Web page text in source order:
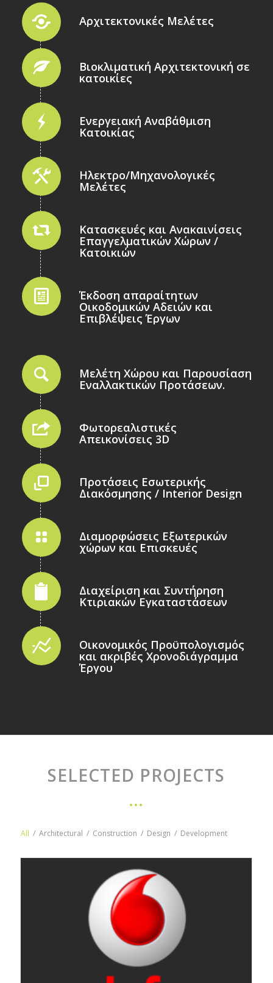
Αρχιτεκτονικές Μελέτες
Βιοκλιματική Αρχιτεκτονική σε
κατοικίες
Ενεργειακή Αναβάθμιση
Κατοικίας
Ηλεκτρο/Μηχανολογικές
Μελέτες
Κατασκευές και Ανακαινίσεις
Επαγγελματικών Χώρων /
Κατοικιών
Έκδοση απαραίτητων
Οικοδομικών Αδειών και
Επιβλέψεις Έργων
Μελέτη Χώρου και Παρουσίαση
Εναλλακτικών Προτάσεων.
Φωτορεαλιστικές
Απεικονίσεις 3D
Προτάσεις Εσωτερικής
Διακόσμησης / Ιnterior Design
Διαμορφώσεις Εξωτερικών
χώρων και Επισκευές
Διαχείριση και Συντήρηση
Κτιριακών Εγκαταστάσεων
Οικονομικός Προϋπολογισμός
και ακριβές Χρονοδιάγραμμα
Έργου
SELECTED PROJECTS
…
All / Architectural / Construction / Design / Development